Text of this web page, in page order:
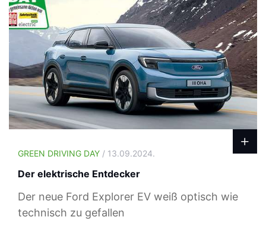
GREEN DRIVING DAY / 13.09.2024.
Der elektrische Entdecker
Der neue Ford Explorer EV weiß optisch wie
technisch zu gefallen